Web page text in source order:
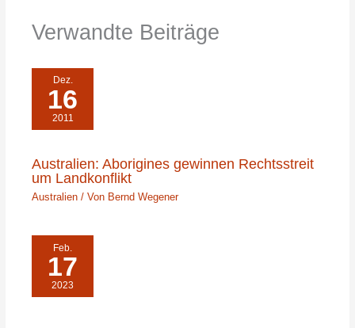
Verwandte Beiträge
Dez.
16
2011
Australien: Aborigines gewinnen Rechtsstreit
um Landkonflikt
Australien / Von Bernd Wegener
Feb.
17
2023